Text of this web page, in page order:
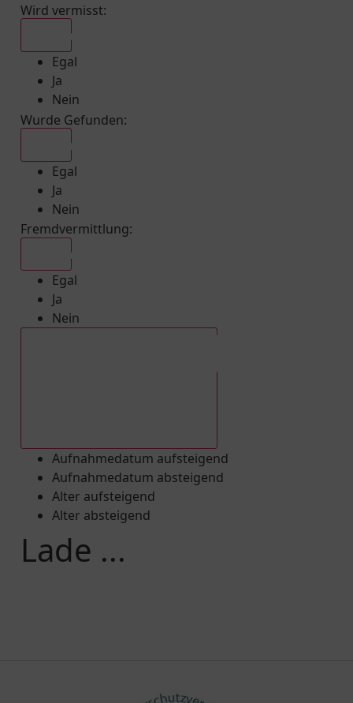
Wird vermisst:
Egal
Ja
Nein
Wurde Gefunden:
Egal
Ja
Nein
Fremdvermittlung:
Egal
Ja
Nein
Aufnahmedatum aufsteigend
Aufnahmedatum absteigend
Alter aufsteigend
Alter absteigend
Lade ...